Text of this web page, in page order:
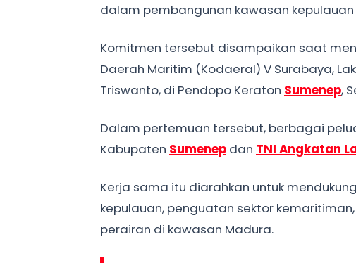
dalam pembangunan kawasan kepulauan
Komitmen tersebut disampaikan saat
Daerah Maritim (Kodaeral) V Surabaya,
Triswanto, di Pendopo Keraton Sumenep,
Dalam pertemuan tersebut, berbagai
Kabupaten Sumenep dan TNI Angkatan
Kerja sama itu diarahkan untuk
kepulauan, penguatan sektor
perairan di kawasan Madura.